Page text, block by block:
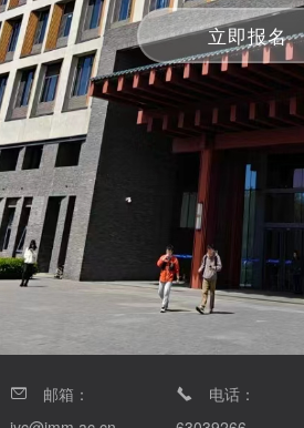
立即报名
邮箱：
电话：